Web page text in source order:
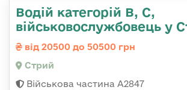
Водій категорій B, C,
військовослужбовець у
від 20500 до 50500 грн
Стрий
Військова частина А2847